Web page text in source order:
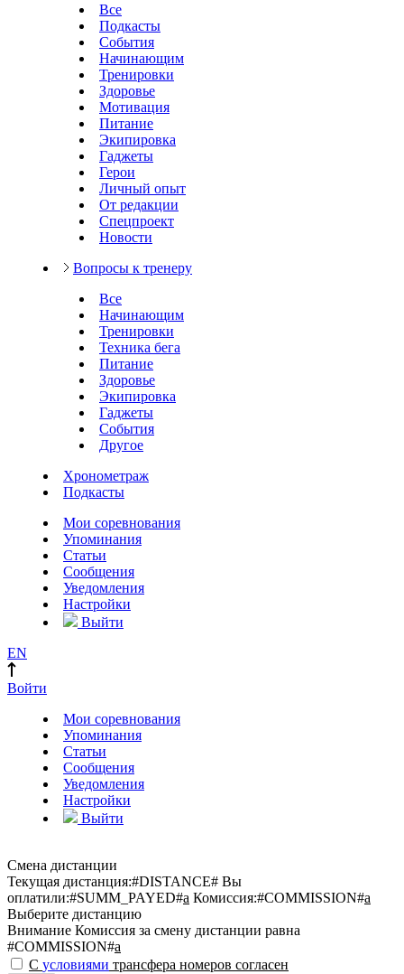
Все
Подкасты
События
Начинающим
Тренировки
Здоровье
Мотивация
Питание
Экипировка
Гаджеты
Герои
Личный опыт
От редакции
Спецпроект
Новости
Вопросы к тренеру
Все
Начинающим
Тренировки
Техника бега
Питание
Здоровье
Экипировка
Гаджеты
События
Другое
Хронометраж
Подкасты
Мои соревнования
Упоминания
Статьи
Сообщения
Уведомления
Настройки
Выйти
EN
Войти
Мои соревнования
Упоминания
Статьи
Сообщения
Уведомления
Настройки
Выйти
Смена дистанции
Текущая дистанция:#DISTANCE# Вы
оплатили:#SUMM_PAYED#a Комиссия:#COMMISSION#a
Выберите дистанцию
Внимание Комиссия за смену дистанции равна
#COMMISSION#a
С условиями трансфера номеров согласен